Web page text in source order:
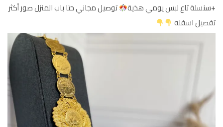
+سنسلة تاع لبس يومي هذية
توصيل مجاني حتا باب المنزل صور أكثر
تفصيل اسفله